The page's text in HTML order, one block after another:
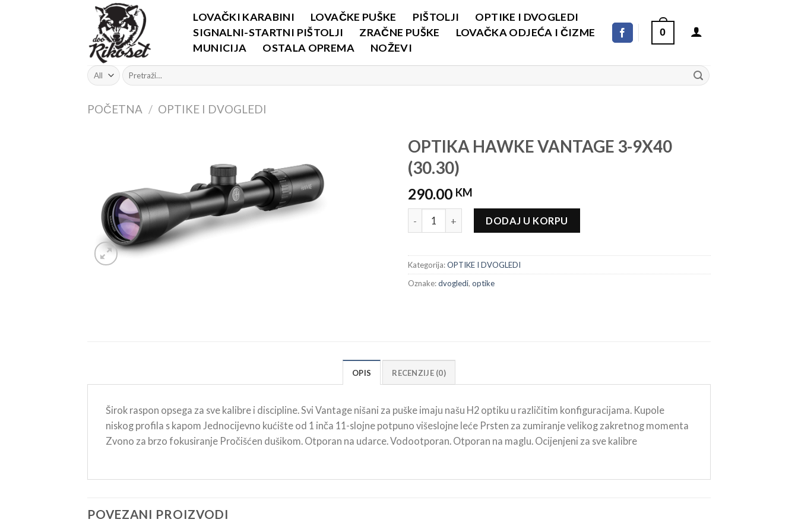
LOVAČKI KARABINI LOVAČKE PUŠKE PIŠTOLJI
OPTIKE I DVOGLEDI
SIGNALNI-STARTNI PIŠTOLJI
ZRAČNE PUŠKE
LOVAČKA ODJEĆA I ČIZME
MUNICIJA
OSTALA OPREMA NOŽEVI
0
Pretraži:
POČETNA / OPTIKE I DVOGLEDI
OPTIKA HAWKE VANTAGE 3-9X40
(30.30)
290.00 KM
OPTIKA HAWKE VANTAGE 3-9X40 (30.30) količina
DODAJ U KORPU
Kategorija:OPTIKE I DVOGLEDI
Oznake:dvogledi, optike
OPIS RECENZIJE (0)
Širok raspon opsega za sve kalibre i discipline. Svi Vantage nišani za puške imaju našu H2 optiku u različitim konfiguracijama. Kupole
niskog profila s kapom Jednocijevno kućište od 1 inča 11-slojne potpuno višeslojne leće Prsten za zumiranje velikog zakretnog momenta
Zvono za brzo fokusiranje Pročišćen dušikom. Otporan na udarce. Vodootporan. Otporan na maglu. Ocijenjeni za sve kalibre
POVEZANI PROIZVODI